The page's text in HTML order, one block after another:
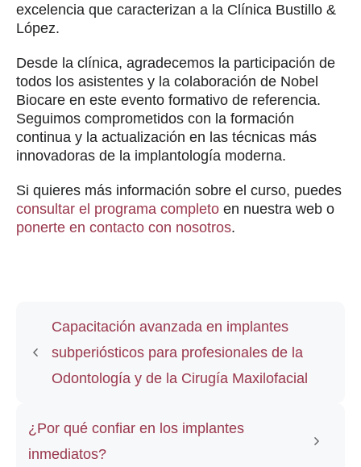
excelencia que caracterizan a la Clínica Bustillo &
López.
Desde la clínica, agradecemos la participación de
todos los asistentes y la colaboración de Nobel
Biocare en este evento formativo de referencia.
Seguimos comprometidos con la formación
continua y la actualización en las técnicas más
innovadoras de la implantología moderna.
Si quieres más información sobre el curso, puedes
consultar el programa completo en nuestra web o
ponerte en contacto con nosotros.
Capacitación avanzada en implantes
subperiósticos para profesionales de la
Odontología y de la Cirugía Maxilofacial
¿Por qué confiar en los implantes
inmediatos?